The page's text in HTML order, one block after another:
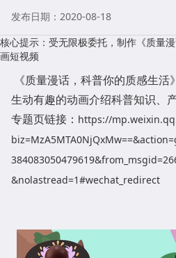
发布日期：2020-08-18
核心提示：受无限极委托，制作《质量
画短视频
《质量漫话，科普你的质感生
生动有趣的动画介绍科普知识、
专题页链接： https://
&nolastread=1#wechat_redirect